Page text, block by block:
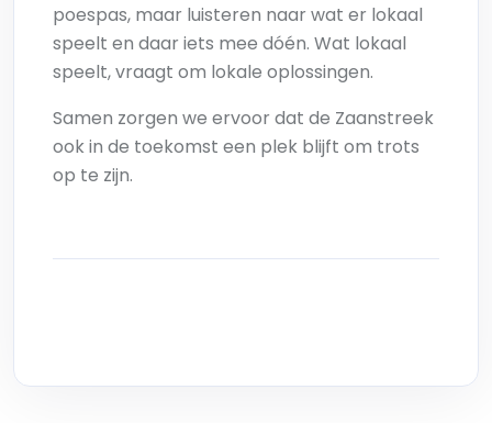
poespas, maar luisteren naar wat er lokaal
speelt en daar iets mee dóén. Wat lokaal
speelt, vraagt om lokale oplossingen.
Samen zorgen we ervoor dat de Zaanstreek
ook in de toekomst een plek blijft om trots
op te zijn.